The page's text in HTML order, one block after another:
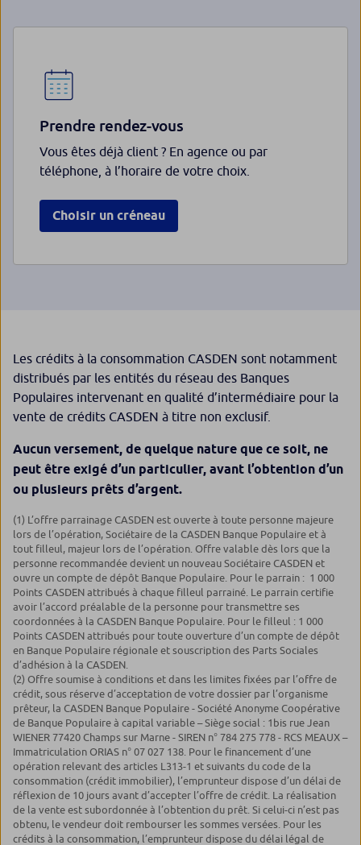
Prendre rendez-vous
Vous êtes déjà client ? En agence ou par
téléphone, à l’horaire de votre choix.
Choisir un créneau
Les crédits à la consommation CASDEN sont notamment
distribués par les entités du réseau des Banques
Populaires intervenant en qualité d’intermédiaire pour la
vente de crédits CASDEN à titre non exclusif.
Aucun versement, de quelque nature que ce soit, ne
peut être exigé d’un particulier, avant l’obtention d’un
ou plusieurs prêts d’argent.
(1) L’offre parrainage CASDEN est ouverte à toute personne majeure
lors de l’opération, Sociétaire de la CASDEN Banque Populaire et à
tout filleul, majeur lors de l’opération. Offre valable dès lors que la
personne recommandée devient un nouveau Sociétaire CASDEN et
ouvre un compte de dépôt Banque Populaire. Pour le parrain : 1 000
Points CASDEN attribués à chaque filleul parrainé. Le parrain certifie
avoir l’accord préalable de la personne pour transmettre ses
coordonnées à la CASDEN Banque Populaire . Pour le filleul : 1 000
Points CASDEN attribués pour toute ouverture d’un compte de dépôt
en Banque Populaire régionale et souscription des Parts Sociales
d’adhésion à la CASDEN.
(2) Offre soumise à conditions et dans les limites fixées par l’offre de
crédit, sous réserve d’acceptation de votre dossier par l’organisme
prêteur, la CASDEN Banque Populaire - Société Anonyme Coopérative
de Banque Populaire à capital variable – Siège social : 1bis rue Jean
WIENER 77420 Champs sur Marne - SIREN n° 784 275 778 - RCS MEAUX –
Immatriculation ORIAS n° 07 027 138. Pour le financement d’une
opération relevant des articles L313-1 et suivants du code de la
consommation (crédit immobilier), l’emprunteur dispose d’un délai de
réflexion de 10 jours avant d’accepter l’offre de crédit. La réalisation
de la vente est subordonnée à l’obtention du prêt. Si celui-ci n’est pas
obtenu, le vendeur doit rembourser les sommes versées. Pour les
crédits à la consommation, l’emprunteur dispose du délai légal de